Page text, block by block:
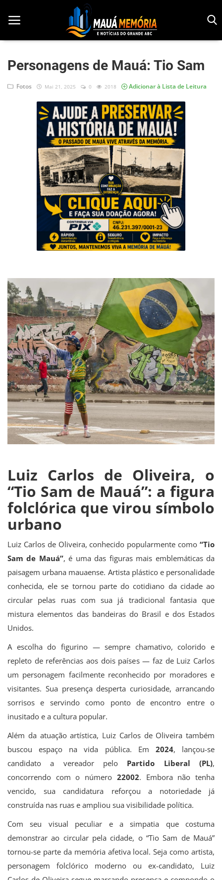
Início
Dorama
Doe
Vídeos
Contribua
História da Família
Entrar
Registrar
Portuguese
Personagens de Mauá: Tio Sam
Fotos Mai 21, 2025 0 2018 Adicionar à Lista de Leitura
Luiz Carlos de Oliveira, o
“Tio Sam de Mauá”: a figura
folclórica que virou símbolo
urbano
Luiz Carlos de Oliveira, conhecido popularmente como “Tio
Sam de Mauá”, é uma das figuras mais emblemáticas da
paisagem urbana mauaense. Artista plástico e personalidade
conhecida, ele se tornou parte do cotidiano da cidade ao
circular pelas ruas com sua já tradicional fantasia que
mistura elementos das bandeiras do Brasil e dos Estados
Unidos.
A escolha do figurino — sempre chamativo, colorido e
repleto de referências aos dois países — faz de Luiz Carlos
um personagem facilmente reconhecido por moradores e
visitantes. Sua presença desperta curiosidade, arrancando
sorrisos e servindo como ponto de encontro entre o
inusitado e a cultura popular.
Além da atuação artística, Luiz Carlos de Oliveira também
buscou espaço na vida pública. Em 2024, lançou-se
candidato a vereador pelo Partido Liberal (PL),
concorrendo com o número 22002. Embora não tenha
vencido, sua candidatura reforçou a notoriedade já
construída nas ruas e ampliou sua visibilidade política.
Com seu visual peculiar e a simpatia que costuma
demonstrar ao circular pela cidade, o “Tio Sam de Mauá”
tornou-se parte da memória afetiva local. Seja como artista,
personagem folclórico moderno ou ex-candidato, Luiz